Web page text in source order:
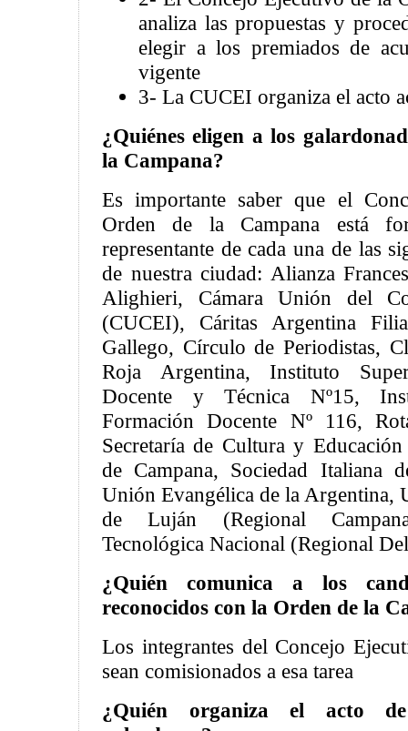
analiza las propuestas y
elegir a los premiados de
vigente
3- La CUCEI organiza el acto
¿Quiénes eligen a los
la Campana?
Es importante saber que el
Orden de la Campana está
representante de cada una de las
de nuestra ciudad: Alianza
Alighieri, Cámara Unión del
(CUCEI), Cáritas Argentina
Gallego, Círculo de Periodistas,
Roja Argentina, Instituto
Docente y Técnica Nº15,
Formación Docente Nº 116,
Secretaría de Cultura y
de Campana, Sociedad Italiana
Unión Evangélica de la Argentina,
de Luján (Regional
Tecnológica Nacional (Regional
¿Quién comunica a los
reconocidos con la Orden de la
Los integrantes del Concejo
sean comisionados a esa tarea
¿Quién organiza el acto